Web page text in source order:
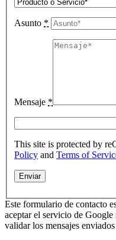
Asunto *
Mensaje *
This site is protected by
Policy and Terms of
Este formulario de contacto
aceptar el servicio de Google
validar los mensajes